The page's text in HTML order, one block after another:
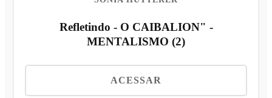
Refletindo - O CAIBALION" -
MENTALISMO (2)
ACESSAR